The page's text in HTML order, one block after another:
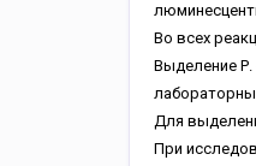
Во всех
Выделение
Для
При